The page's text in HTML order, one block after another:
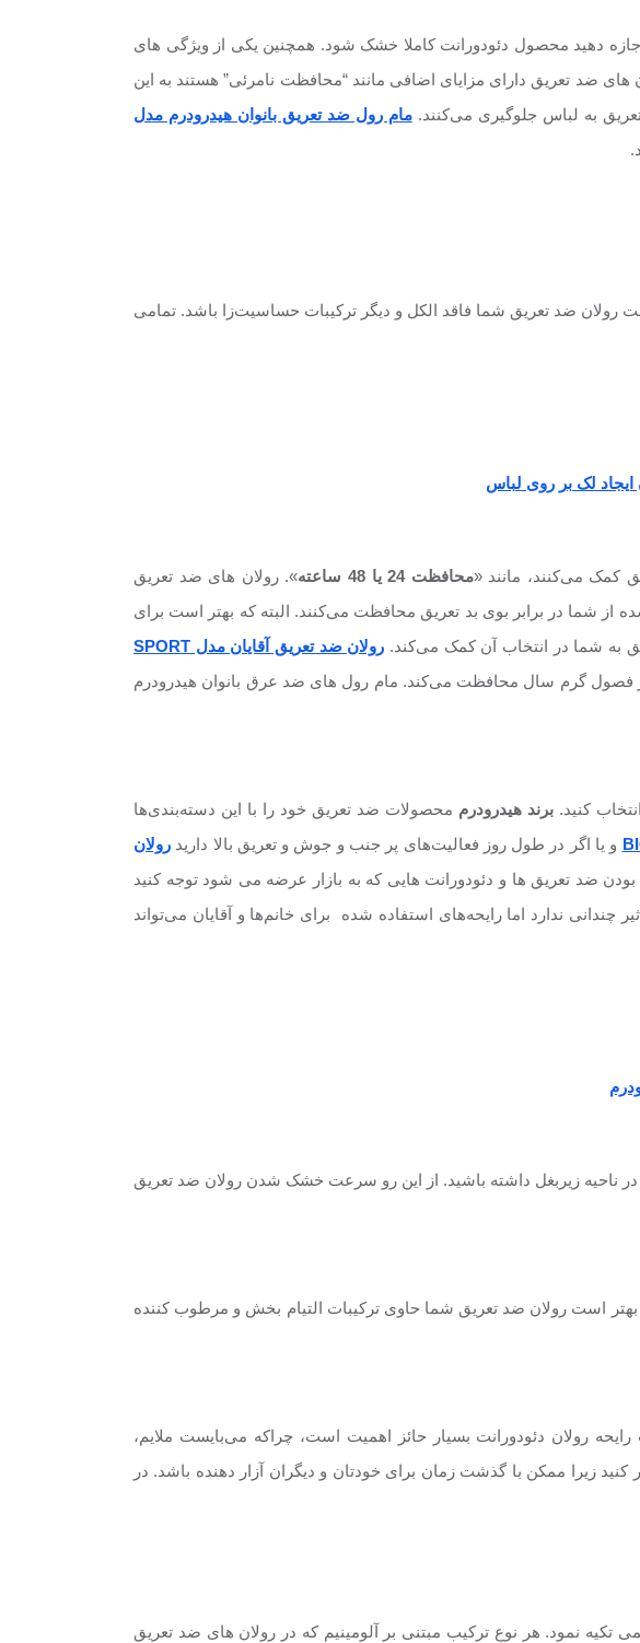
دهید محصول دئودورانت کاملا خشک شود. همچنین یکی از ویژگی های
ضد تعریق دارای مزایای اضافی مانند “محافظت نامرئی” هستند به این
به لباس جلوگیری می‌کنند.مام رول ضد تعریق بانوان هیدرودرم مدل
ضد تعریق شما فاقد الکل و دیگر ترکیبات حساسیت‌زا باشد. تمامی
ایجاد لک بر روی لباس
کمک می‌کنند، مانند «محافظت 24 یا 48 ساعته
». رولان های ضد تعریق
از شما در برابر بوی بد تعریق محافظت می‌کنند. البته که بهتر است برای
به شما در انتخاب آن کمک می‌کند.
رولان ضد تعریق آقایان مدل SPORT
بد عرق به ویژه در فصول گرم سال محافظت می‌کند. مام رول های ضد عرق بانوان هیدرودرم
کنید.برند هیدرودرم محصولات ضد تعریق خود را با این دسته‌بندی‌ها
و یا اگر در طول روز فعالیت‌های پر جنب و جوش و تعریق بالا دارید رولان
ضد تعریق ها و دئودورانت هایی که به بازار عرضه می شود توجه کنید
چندانی ندارد اما رایحه‌های استفاده شده برای خانم‌ها و آقایان می‌تواند
ناحیه زیربغل داشته باشید. از این رو سرعت خشک شدن رولان ضد تعریق
بهتر است رولان ضد تعریق شما حاوی ترکیبات التیام بخش و مرطوب کننده
رولان دئودورانت بسیار حائز اهمیت است، چراکه می‌بایست ملایم،
زیرا ممکن با گذشت زمان برای خودتان و دیگران آزار دهنده باشد. در
نمود. هر نوع ترکیب مبتنی بر آلومینیم که در رولان های ضد تعریق